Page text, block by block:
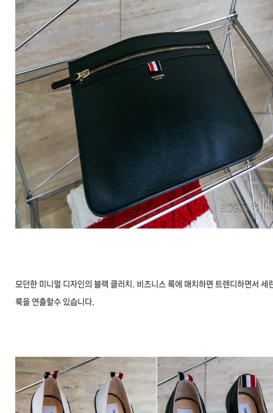
모던한 미니멀 디자인의 블랙 클러치. 비즈니스 룩에 매치하면 트렌디하면서 세
룩을 연출할수 있습니다.